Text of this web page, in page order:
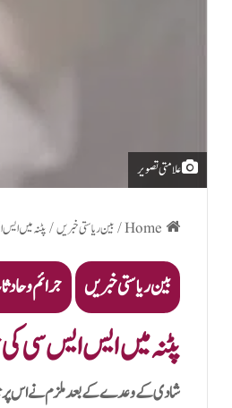
علامتی تصویر
/بین ریاستی خبریں/پٹنہ میں ایس
بین ریاستی خبریں جرائم و
پٹنہ میں ایس ایس سی کی
شادی کے وعدے کے بعد ملزم نے اس پر